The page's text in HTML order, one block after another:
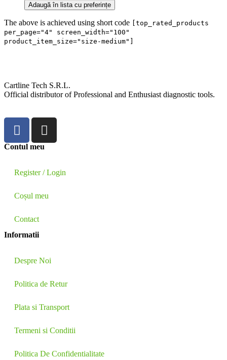
Adaugă în lista cu preferințe
The above is achieved using short code
[top_rated_products
per_page="4" screen_width="100"
product_item_size="size-medium"]
Cartline Tech S.R.L.
Official distributor of Professional and Enthusiast diagnostic tools.
Contul meu
Register / Login
Coșul meu
Contact
Informatii
Despre Noi
Politica de Retur
Plata si Transport
Termeni si Conditii
Politica De Confidentialitate